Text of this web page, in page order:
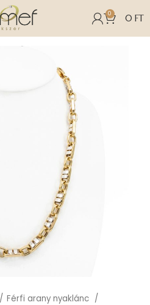
0 0 FT
ide
Férfi arany nyaklánc